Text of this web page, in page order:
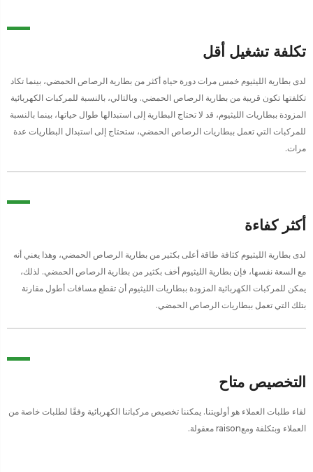
تكلفة تشغيل أقل
لدى بطارية الليثيوم خمس مرات دورة حياة أكثر من بطارية الرصاص الحمضي، بينما تكاد
تكلفتها تكون قريبة من بطارية الرصاص الحمضي. وبالتالي، بالنسبة للمركبات الكهربائية
المزودة ببطاريات الليثيوم، قد لا تحتاج البطارية إلى استبدالها طوال حياتها، بينما بالنسبة
للمركبات التي تعمل ببطاريات الرصاص الحمضي، ستحتاج إلى استبدال البطاريات عدة
مرات.
أكثر كفاءة
لدى بطارية الليثيوم كثافة طاقة أعلى بكثير من بطارية الرصاص الحمضي، وهذا يعني أنه
مع السعة نفسها، فإن بطارية الليثيوم أخف بكثير من بطارية الرصاص الحمضي. لذلك،
يمكن للمركبات الكهربائية المزودة ببطاريات الليثيوم أن تقطع مسافات أطول مقارنة
بتلك التي تعمل ببطاريات الرصاص الحمضي.
التخصيص متاح
لقاء طلبات العملاء هو أولويتنا. يمكننا تخصيص مركباتنا الكهربائية وفقًا لطلبات خاصة من
العملاء وبتكلفة ومعraison معقولة.